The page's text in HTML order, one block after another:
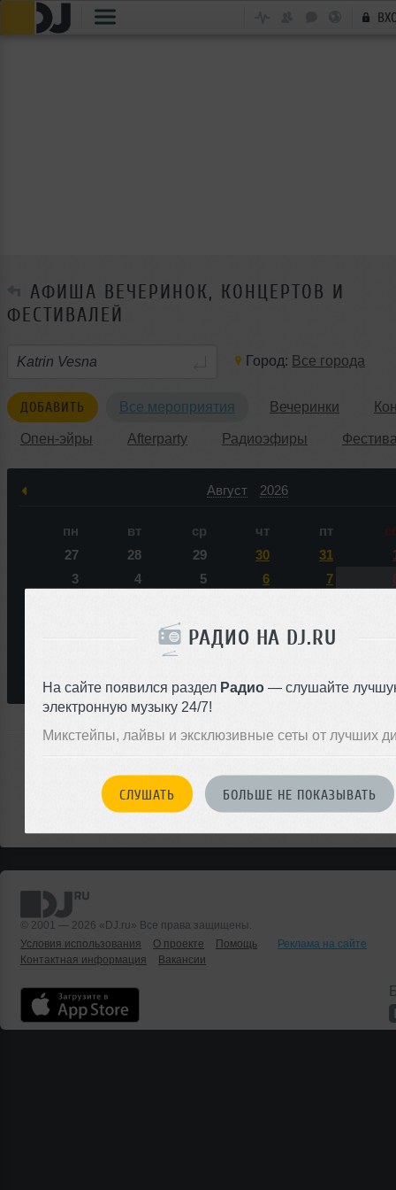
РАДИО НА DJ.RU
На сайте появился раздел Радио — слушайте
электронную музыку 24/7!
Микстейпы, лайвы и эксклюзивные сеты от лучших
СЛУШАТЬ БОЛЬШЕ НЕ ПОКАЗЫВАТЬ
АФИША ВЕЧЕРИНОК, КОНЦЕРТОВ И
ФЕСТИВАЛЕЙ
Город: Все города
ДОБАВИТЬ Все мероприятия Вечеринки
Опен-эйры Afterparty Радиоэфиры
Август 2026
пн вт ср чт пт
27
28 29 30 31
3
4 5 6 7
19 20 21
ближайшем будущем нас не ожидает.
Или мы о чем-то не знаем? ДОБАВИТЬ СОБЫТИЕ
© 2001 — 2026 «DJ.ru» Все права защищены.
Условия использования
О проекте Помощь
Реклама на сайте
Контактная информация
Вакансии